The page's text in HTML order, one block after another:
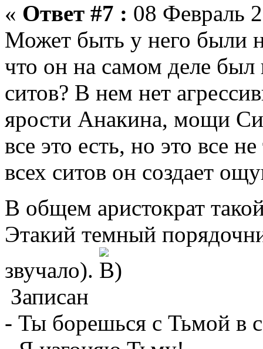
« Ответ #7 : 08 Февраль
Может быть у него были
что он на самом деле
ситов? В нем нет
ярости Анакина, мощи
все это есть, но это все
всех ситов он создает
В общем аристократ
Этакий темный
звучало).
Записан
- Ты борешься с Тьмой в